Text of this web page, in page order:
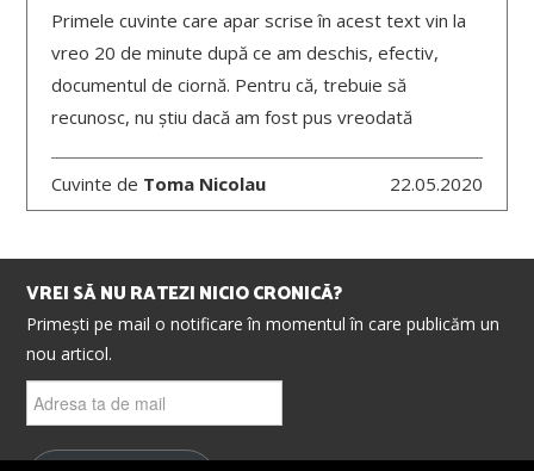
Primele cuvinte care apar scrise în acest text vin la
vreo 20 de minute după ce am deschis, efectiv,
documentul de ciornă. Pentru că, trebuie să
recunosc, nu știu dacă am fost pus vreodată
Cuvinte de Toma Nicolau 22.05.2020
VREI SĂ NU RATEZI NICIO CRONICĂ?
Primești pe mail o notificare în momentul în care publicăm un
nou articol.
ta
mail